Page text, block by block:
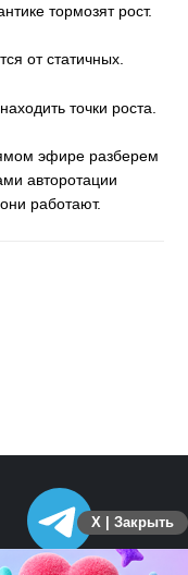
тормозят рост.
от статичных.
точки роста.
эфире разберем
авторотации
работают.
X | Закрыть